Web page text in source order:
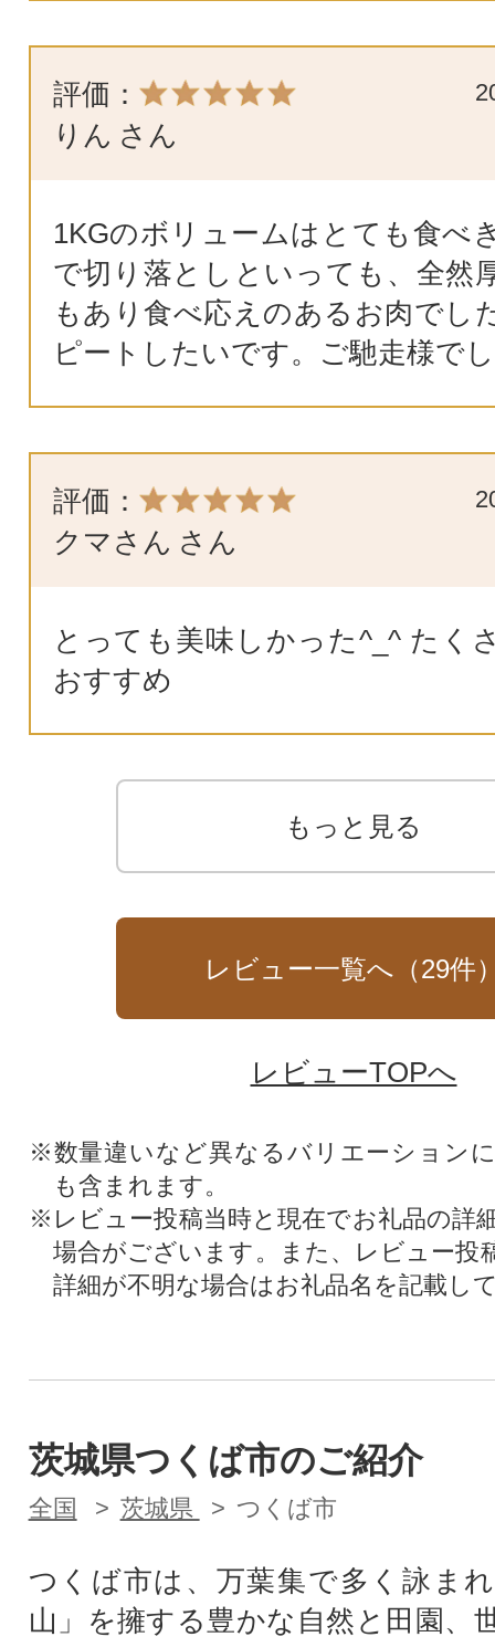
評価：
りん さん
1KGのボリュームはとても食べ
で切り落としといっても、全然
もあり食べ応えのあるお肉でし
ピートしたいです。ご馳走様で
評価：
クマさん さん
とっても美味しかった^_^ たく
おすすめ
もっと見る
レビュー一覧へ（29件
レビューTOPへ
※数量違いなど異なるバリエーション
も含まれます。
※レビュー投稿当時と現在でお礼品の詳
場合がございます。また、レビュー投
詳細が不明な場合はお礼品名を記載し
茨城県つくば市のご紹介
全国 茨城県 つくば市
つくば市は、万葉集で多く詠ま
山」を擁する豊かな自然と田園、